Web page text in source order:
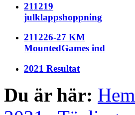
211219
julklappshoppning
211226-27 KM
MountedGames ind
2021 Resultat
Du är här: Hem